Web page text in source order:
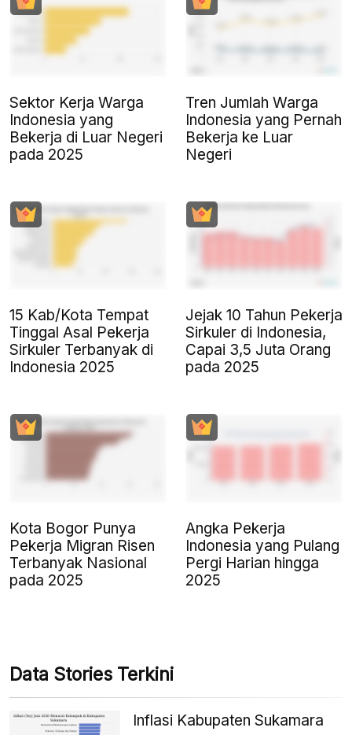
Sektor Kerja Warga
Indonesia yang
Bekerja di Luar Negeri
pada 2025
Tren Jumlah Warga
Indonesia yang Pernah
Bekerja ke Luar
Negeri
15 Kab/Kota Tempat
Tinggal Asal Pekerja
Sirkuler Terbanyak di
Indonesia 2025
Jejak 10 Tahun Pekerja
Sirkuler di Indonesia,
Capai 3,5 Juta Orang
pada 2025
Kota Bogor Punya
Pekerja Migran Risen
Terbanyak Nasional
pada 2025
Angka Pekerja
Indonesia yang Pulang
Pergi Harian hingga
2025
Data Stories Terkini
Inflasi Kabupaten Sukamara